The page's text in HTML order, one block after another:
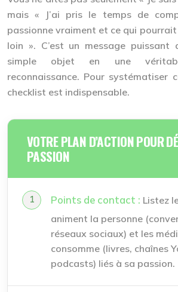
mais « J’ai pris le temps de
passionne vraiment et ce qui
loin ». C’est un message puissant
simple objet en une
reconnaissance. Pour systématiser
checklist est indispensable.
VOTRE PLAN D’ACTION POUR
PASSION
Points de contact : Listez
animent la personne
réseaux sociaux) et les
consomme (livres, chaînes
podcasts) liés à sa passion.